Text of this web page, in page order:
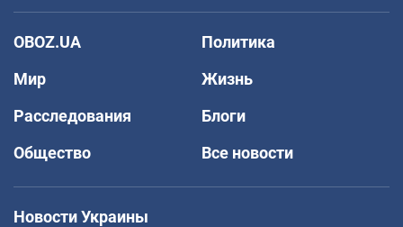
OBOZ.UA
Политика
Мир
Жизнь
Расследования
Блоги
Общество
Все новости
Новости Украины